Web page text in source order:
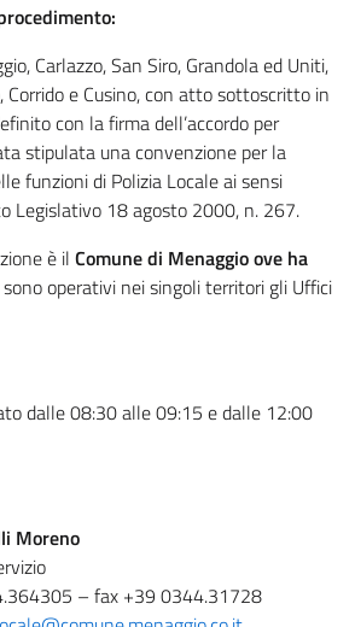
Carlazzo, San Siro, Grandola ed Uniti,
Corrido e Cusino, con atto sottoscritto in
con la firma dell’accordo per
stipulata una convenzione per la
funzioni di Polizia Locale ai sensi
Legislativo 18 agosto 2000, n. 267.
è il Comune di Menaggio ove ha
operativi nei singoli territori gli Uffici
dalle 08:30 alle 09:15 e dalle 12:00
Moreno
– fax +39 0344.31728